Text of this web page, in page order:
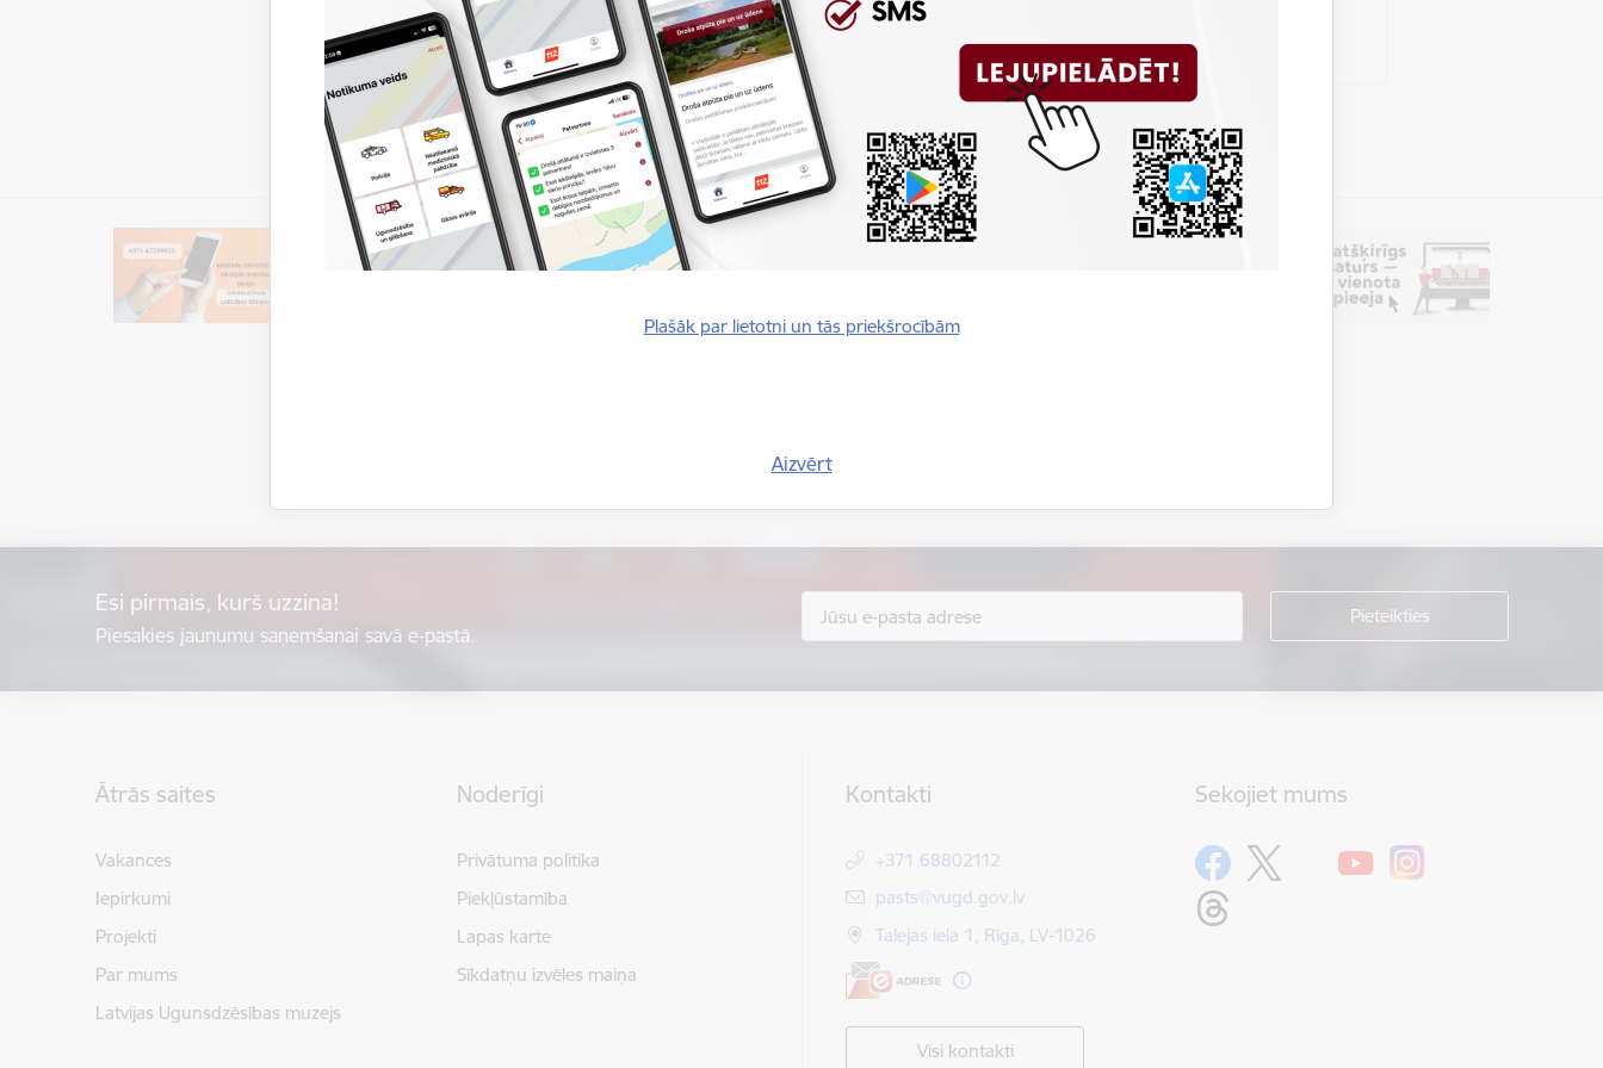
Plašāk par lietotni un tās priekšrocībām
Aizvērt
dežurants
+371 67331334
E-pasts:
muzejs@vugd.gov.lv
Esi pirmais, kurš uzzina!
Piesakies jaunumu saņemšanai savā e-pastā.
Ātrās saites
Vakances
Iepirkumi
Projekti
Par mums
Latvijas Ugunsdzēsības muzejs
Noderīgi
Privātuma politika
Piekļūstamība
Lapas karte
Sīkdatņu izvēles maiņa
Kontakti
+371 68802112
E-pasts:
pasts@vugd.gov.lv
Talejas iela 1, Rīga, LV-1026
Visi kontakti
Sekojiet mums